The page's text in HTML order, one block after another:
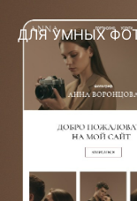
ДЛЯ УМНЫХ